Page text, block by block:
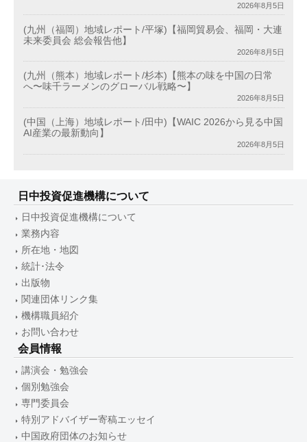
2026年8月5日
(九州（福岡）地域レポート/平塚)【福岡貿易会、福岡・大連
未来委員会 総会報告他】
2026年8月5日
(九州（熊本）地域レポート/杉本)【熊本の味を中国の日常
へ〜味千ラーメンのグローバル戦略〜】
2026年8月5日
(中国（上海）地域レポート/田中)【WAIC 2026から見る中国
AI産業の最新動向】
2026年8月5日
日中投資促進機構について
日中投資促進機構について
業務内容
所在地・地図
統計･法令
出版物
関連団体リンク集
機構職員紹介
お問い合わせ
会員情報
講演会・勉強会
個別勉強会
専門委員会
特別アドバイザー寄稿エッセイ
中国政府団体のお知らせ